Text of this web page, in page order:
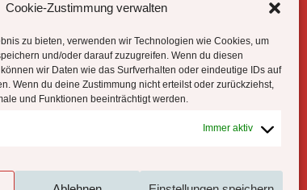
Cookie-Zustimmung verwalten
zu bieten, verwenden wir Technologien wie Cookies, um
und/oder darauf zuzugreifen. Wenn du diesen
wir Daten wie das Surfverhalten oder eindeutige IDs auf
Wenn du deine Zustimmung nicht erteilst oder zurückziehst,
und Funktionen beeinträchtigt werden.
Immer aktiv
Datenschutzhinweise
Impressum
Cookie-Richtlinie (EU)
!